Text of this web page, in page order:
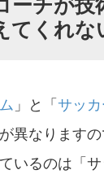
ーチが技
てくれな
」と「 サッ
異なります
いるのは「サ